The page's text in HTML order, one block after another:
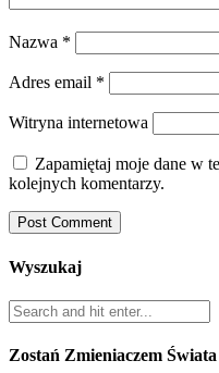
Nazwa *
Adres email *
Witryna internetowa
Zapamiętaj moje dane w
kolejnych komentarzy.
Wyszukaj
Zostań Zmieniaczem Świata